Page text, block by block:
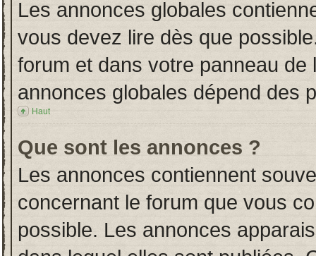
Les annonces globales
vous devez lire dès que
forum et dans votre panneau de
annonces globales dépend des
Haut
Que sont les annonces ?
Les annonces contiennent
concernant le forum que vous
possible. Les annonces